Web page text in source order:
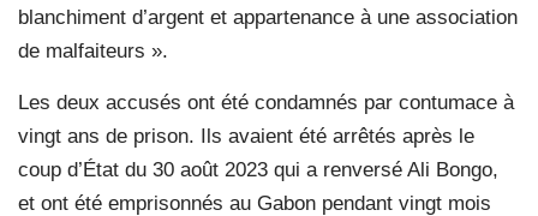
blanchiment d’argent et appartenance à une association
de malfaiteurs ».
Les deux accusés ont été condamnés par contumace à
vingt ans de prison. Ils avaient été arrêtés après le
coup d’État du 30 août 2023 qui a renversé Ali Bongo,
et ont été emprisonnés au Gabon pendant vingt mois